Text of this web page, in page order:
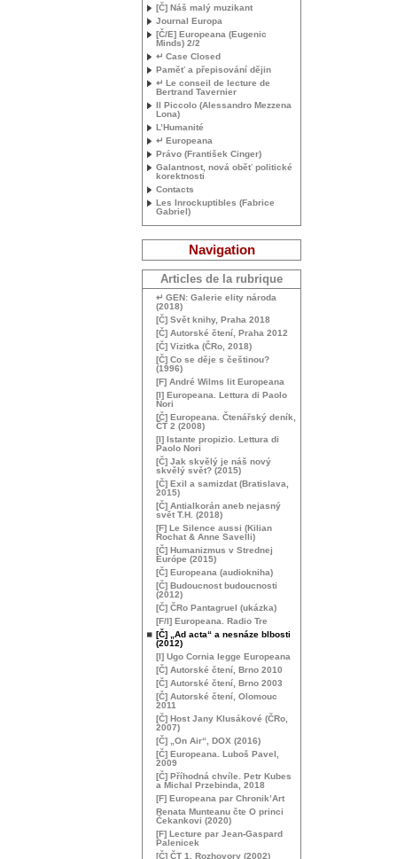
[Č] Náš malý muzikant
Journal Europa
[Č/E] Europeana (Eugenic
Minds) 2/2
↵ Case Closed
Paměť a přepisování dějin
↵ Le conseil de lecture de
Bertrand Tavernier
Il Piccolo (Alessandro Mezzena
Lona)
L’Humanité
↵ Europeana
Právo (František Cinger)
Galantnost, nová oběť politické
korektnosti
Contacts
Les Inrockuptibles (Fabrice
Gabriel)
Navigation
Articles de la rubrique
↵ GEN: Galerie elity národa
(2018)
[Č] Svět knihy, Praha 2018
[Č] Autorské čtení, Praha 2012
[Č] Vizitka (ČRo, 2018)
[Č] Co se děje s češtinou?
(1996)
[F] André Wilms lit Europeana
[I] Europeana. Lettura di Paolo
Nori
[Č] Europeana. Čtenářský deník,
ČT 2 (2008)
[I] Istante propizio. Lettura di
Paolo Nori
[Č] Jak skvělý je náš nový
skvělý svět? (2015)
[Č] Exil a samizdat (Bratislava,
2015)
[Č] Antialkorán aneb nejasný
svět T.H. (2018)
[F] Le Silence aussi (Kilian
Rochat & Anne Savelli)
[Č] Humanizmus v Strednej
Európe (2015)
[Č] Europeana (audiokniha)
[Č] Budoucnost budoucnosti
(2012)
[Č] ČRo Pantagruel (ukázka)
[F/I] Europeana. Radio Tre
[Č] „Ad acta“ a nesnáze blbosti
(2012)
[I] Ugo Cornia legge Europeana
[Č] Autorské čtení, Brno 2010
[Č] Autorské čtení, Brno 2003
[Č] Autorské čtení, Olomouc
2011
[Č] Host Jany Klusákové (ČRo,
2007)
[Č] „On Air“, DOX (2016)
[Č] Europeana. Luboš Pavel,
2009
[Č] Příhodná chvíle. Petr Kubes
a Michal Przebinda, 2018
[F] Europeana par Chronik’Art
Renata Munteanu čte O princi
Čekankovi (2020)
[F] Lecture par Jean-Gaspard
Palenicek
[Č] ČT 1, Rozhovory (2002)